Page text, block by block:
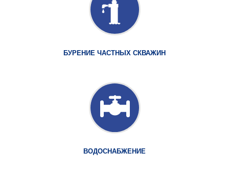
БУРЕНИЕ ЧАСТНЫХ СКВАЖИН
ВОДОСНАБЖЕНИЕ